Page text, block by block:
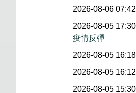
2026-08-06 07:42
2026-08-05 17:30
疫情反彈
2026-08-05 16:18
2026-08-05 16:12
2026-08-05 15:30